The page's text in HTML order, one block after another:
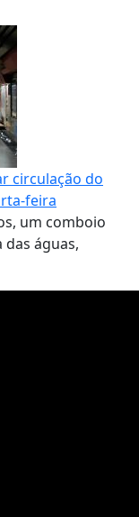
circulação do
feira
um comboio
águas,